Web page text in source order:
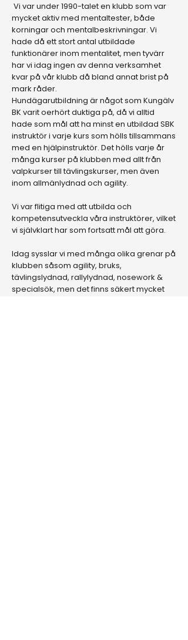
Vi var under 1990-talet en klubb som var
mycket aktiv med mentaltester, både
korningar och mentalbeskrivningar. Vi
hade då ett stort antal utbildade
funktionärer inom mentalitet, men tyvärr
har vi idag ingen av denna verksamhet
kvar på vår klubb då bland annat brist på
mark råder.
Hundägarutbildning är något som Kungälv
BK varit oerhört duktiga på, då vi alltid
hade som mål att ha minst en utbildad SBK
instruktör i varje kurs som hölls tillsammans
med en hjälpinstruktör. Det hölls varje år
många kurser på klubben med allt från
valpkurser till tävlingskurser, men även
inom allmänlydnad och agility.
Vi var flitiga med att utbilda och
kompetensutveckla våra instruktörer, vilket
vi självklart har som fortsatt mål att göra.
Idag sysslar vi med många olika grenar på
klubben såsom agility, bruks,
tävlingslydnad, rallylydnad, nosework &
specialsök, men det finns säkert mycket